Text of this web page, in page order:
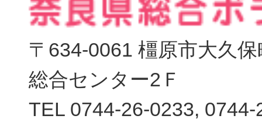
〒634-0061 橿原市大久
総合センター2Ｆ
TEL 0744-26-0233, 0744-